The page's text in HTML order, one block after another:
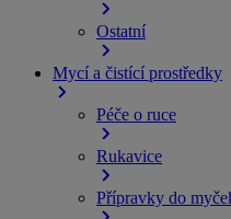
Ostatní
Mycí a čistící prostředky
Péče o ruce
Rukavice
Přípravky do